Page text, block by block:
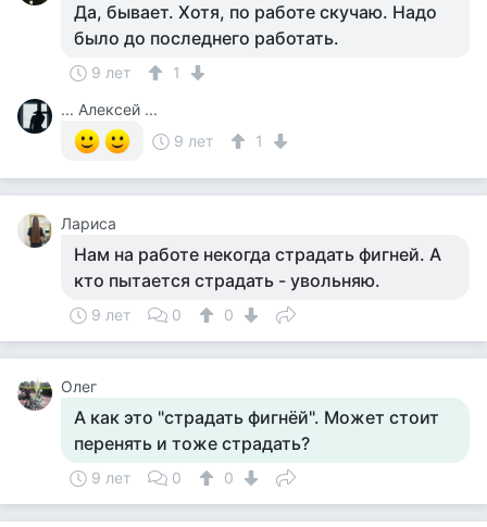
Да, бывает. Хотя, по работе скучаю. Надо
было до последнего работать.
9 лет
1
... Алексей ...
9 лет
1
Лариса
Нам на работе некогда страдать фигней. А
кто пытается страдать - увольняю.
9 лет 0 0
Олег
А как это "страдать фигнёй". Может стоит
перенять и тоже страдать?
9 лет 0 0